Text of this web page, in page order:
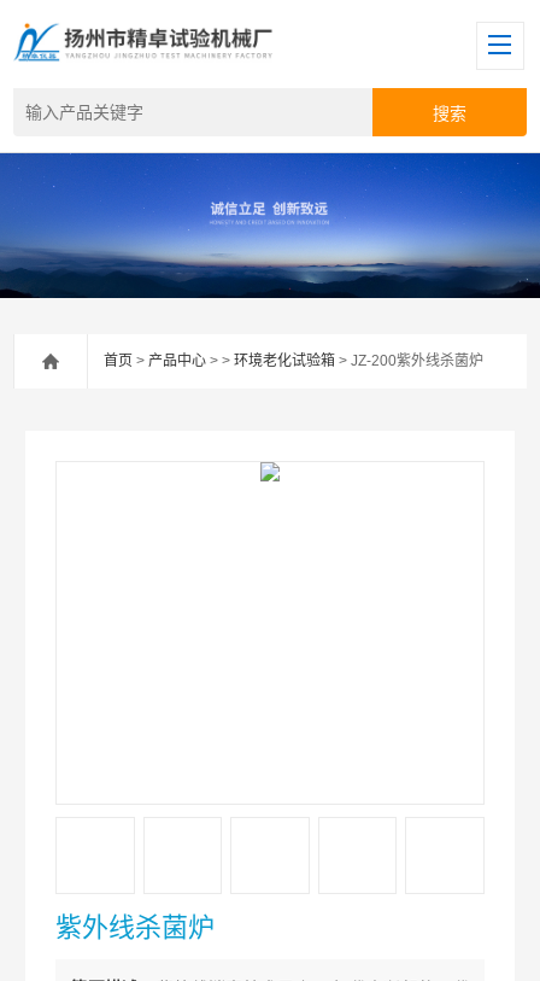
首页 >产品中心 > >环境老化试验箱 > JZ-200紫外线杀菌炉
紫外线杀菌炉